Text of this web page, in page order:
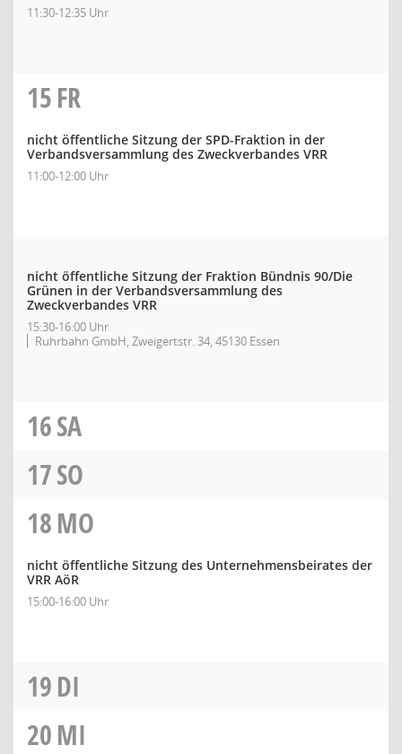
11:30-12:35 Uhr
15FR
nicht öffentliche Sitzung der SPD-Fraktion in der
Verbandsversammlung des Zweckverbandes VRR
11:00-12:00 Uhr
nicht öffentliche Sitzung der Fraktion Bündnis 90/Die
Grünen in der Verbandsversammlung des
Zweckverbandes VRR
15:30-16:00 Uhr
Ruhrbahn GmbH, Zweigertstr. 34, 45130 Essen
16SA
17SO
18MO
nicht öffentliche Sitzung des Unternehmensbeirates der
VRR AöR
15:00-16:00 Uhr
19DI
20MI